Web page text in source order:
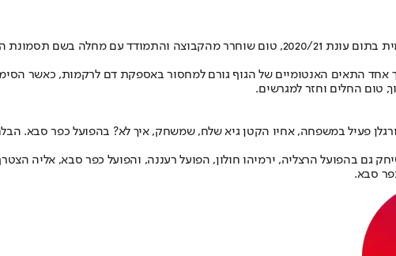
אחרי ירידת הליגה עם הפועל כפר סבא מליגת העל חזרה לליגה הלאומית בתום עונת 2020/21,
התאים האנטומיים של הגוף גורם למחסור באספקת דם לרקמות, כאשר
טום החלים וחזר למגרשים.